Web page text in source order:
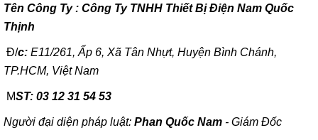
Tên Công Ty : Công Ty TNHH Thiết Bị Điện Nam Quốc
Thịnh
Đ/c: E11/261, Ấp 6, Xã Tân Nhựt, Huyện Bình Chánh,
TP.HCM, Việt Nam
MST: 03 12 31 54 53
Người đại diện pháp luật: Phan Quốc Nam - Giám Đốc